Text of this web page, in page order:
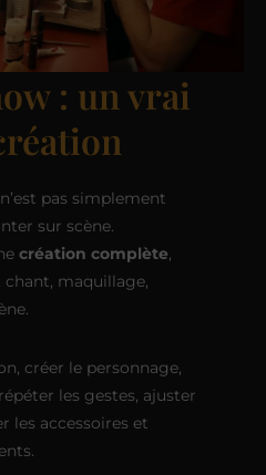
: un vrai
pas simplement
sur scène.
création complète,
chant, maquillage,
créer le personnage,
les gestes, ajuster
les accessoires et